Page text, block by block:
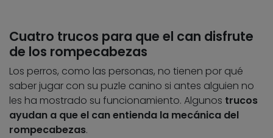
Cuatro trucos para que el can disfrute
de los rompecabezas
Los perros, como las personas, no tienen por qué
saber jugar con su puzle canino si antes alguien no
les ha mostrado su funcionamiento. Algunos trucos
ayudan a que el can entienda la mecánica del
rompecabezas.